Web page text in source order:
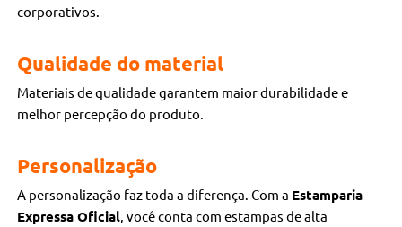
corporativos.
Qualidade do material
Materiais de qualidade garantem maior durabilidade e
melhor percepção do produto.
Personalização
A personalização faz toda a diferença. Com a Estamparia
Expressa Oficial, você conta com estampas de alta